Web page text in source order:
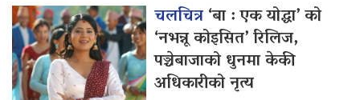
चलचित्र‘बा : एक योद्धा’ को
‘नभन्नू कोइसित’ रिलिज,
पञ्चेबाजाको धुनमा केकी
अधिकारीको नृत्य